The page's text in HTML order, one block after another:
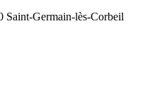
Saint-Germain-lès-Corbeil